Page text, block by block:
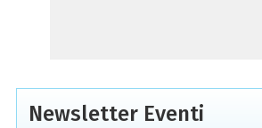
Newsletter Eventi